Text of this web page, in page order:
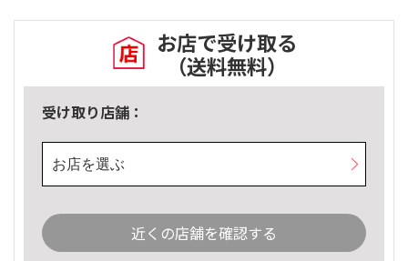
お店で受け取る
（送料無料）
受け取り店舗：
お店を選ぶ
近くの店舗を確認する